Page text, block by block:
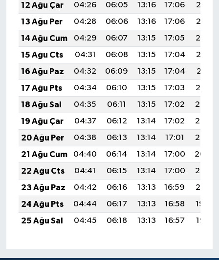
12 Ağu Çar
04:26 06:05 13:16 17:06
20:17
13 Ağu Per
04:28 06:06 13:16 17:06
20:15
14 Ağu Cum
04:29 06:07 13:15 17:05
20:14
15 Ağu Cts
04:31 06:08 13:15 17:04
20:12
16 Ağu Paz
04:32 06:09 13:15 17:04
20:11
17 Ağu Pts
04:34 06:10 13:15 17:03
20:10
18 Ağu Sal
04:35 06:11 13:15 17:02
20:08
19 Ağu Çar
04:37 06:12 13:14 17:02
20:07
20 Ağu Per
04:38 06:13 13:14 17:01
20:05
21 Ağu Cum
04:40 06:14 13:14 17:00
20:04
22 Ağu Cts
04:41 06:15 13:14 17:00
20:02
23 Ağu Paz
04:42 06:16 13:13 16:59
20:01
24 Ağu Pts
04:44 06:17 13:13 16:58
19:59
25 Ağu Sal
04:45 06:18 13:13 16:57 19:58